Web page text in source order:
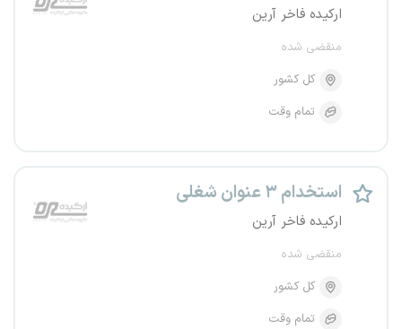
ارکیده فاخر آرین
منقضی شده
کل کشور
تمام وقت
استخدام ۳ عنوان شغلی
ارکیده فاخر آرین
منقضی شده
کل کشور
تمام وقت